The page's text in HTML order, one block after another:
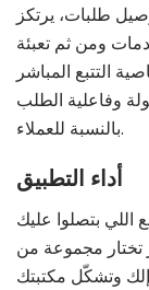
طلبات، يرتكز
ومن ثم تعبئة
التتبع المباشر
وفاعلية الطلب
بالنسبة للعملاء.
أداء التطبيق
اللي بتصلوا عليك
تختار مجموعة من
إلك وتشكّل مكتبتك